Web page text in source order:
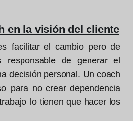
en la visión del cliente
facilitar el cambio pero de
responsable de generar el
decisión personal. Un coach
para no crear dependencia
lo tienen que hacer los